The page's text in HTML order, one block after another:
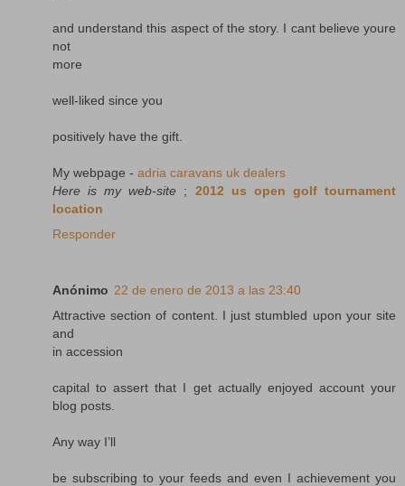
and understand this aspect of the story. I cant believe youre
not
more
well-liked since you
positively have the gift.
My webpage - adria caravans uk dealers
Here is my web-site ; 2012 us open golf tournament
location
Responder
Anónimo 22 de enero de 2013 a las 23:40
Attractive section of content. I just stumbled upon your site
and
in accession
capital to assert that I get actually enjoyed account your
blog posts.
Any way I’ll
be subscribing to your feeds and even I achievement you